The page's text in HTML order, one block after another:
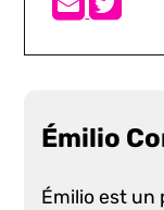
Émilio
Émilio est un